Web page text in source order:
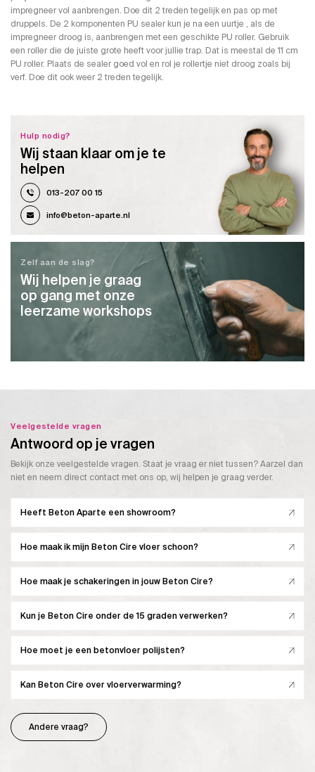
impregneer vol aanbrengen. Doe dit 2 treden tegelijk en pas op met
druppels. De 2 komponenten PU sealer kun je na een uurtje , als de
impregneer droog is, aanbrengen met een geschikte PU roller. Gebruik
een roller die de juiste grote heeft voor jullie trap. Dat is meestal de 11 cm
PU roller. Plaats de sealer goed vol en rol je rollertje niet droog zoals bij
verf. Doe dit ook weer 2 treden tegelijk.
Hulp nodig?
Wij staan klaar om je te
helpen
013-207 00 15
info@beton-aparte.nl
Zelf aan de slag?
Wij helpen je graag
op gang met onze
leerzame workshops
Veelgestelde vragen
Antwoord op je vragen
Bekijk onze veelgestelde vragen. Staat je vraag er niet tussen? Aarzel dan
niet en neem direct contact met ons op, wij helpen je graag verder.
Heeft Beton Aparte een showroom?
Hoe maak ik mijn Beton Cire vloer schoon?
Hoe maak je schakeringen in jouw Beton Cire?
Kun je Beton Cire onder de 15 graden verwerken?
Hoe moet je een betonvloer polijsten?
Kan Beton Cire over vloerverwarming?
Andere vraag?